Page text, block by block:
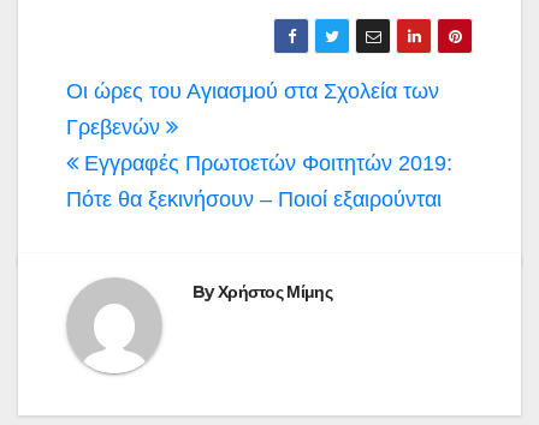
Πλοήγηση
άρθρων
Οι ώρες του Αγιασμού στα Σχολεία των
Γρεβενών
Εγγραφές Πρωτοετών Φοιτητών 2019:
Πότε θα ξεκινήσουν – Ποιοί εξαιρούνται
ByΧρήστος Μίμης